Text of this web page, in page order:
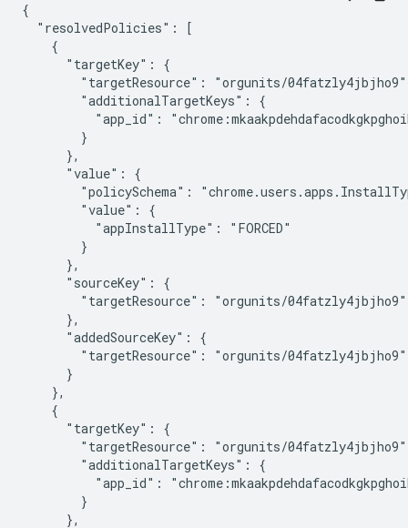
{
  "resolvedPolicies": [
    {
      "targetKey": {
"targetResource": "orgunits/
        "additionalTargetKeys": {
"app_id":
        }
      },
      "value": {
"policySchema":
        "value": {
          "appInstallType": "FORCED"
        }
      },
      "sourceKey": {
        "targetResource": "orgunits/04fatzly4jbjho9"
      },
      "addedSourceKey": {
        "targetResource": "orgunits/04fatzly4jbjho9"
      }
    },
    {
      "targetKey": {
"targetResource": "orgunits/
        "additionalTargetKeys": {
"app_id":
        }
      },